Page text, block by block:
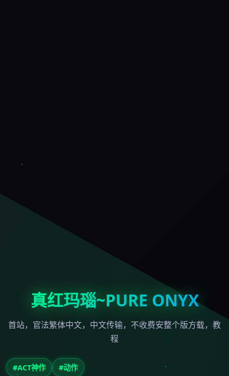
真红玛瑙~PURE ONYX
首站，官法繁体中文，中文传输，不收费安整个版方载，教
程
#ACT神作 #动作